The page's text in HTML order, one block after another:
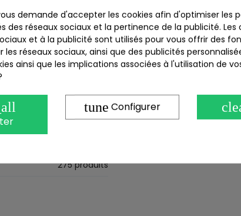
surprise au quotidien !
avec
Secret Play
275 produits
Références
EAN-13 :
demande d'accepter les cookies afin d'optimiser les
des réseaux sociaux et la pertinence de la publicité. Les
et à la publicité sont utilisés pour vous offrir des
les réseaux sociaux, ainsi que des publicités
ainsi que les implications associées à l'utilisation de
tune Configurer